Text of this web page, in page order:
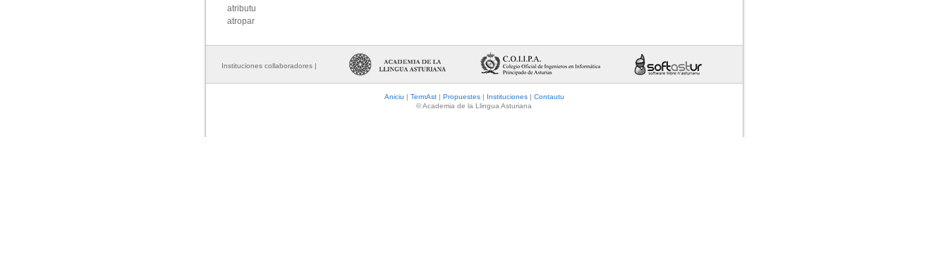
Instituciones collaboradores |
Aniciu | TermAst| Propuestes| Instituciones| Contautu
© Academia de la Llingua Asturiana